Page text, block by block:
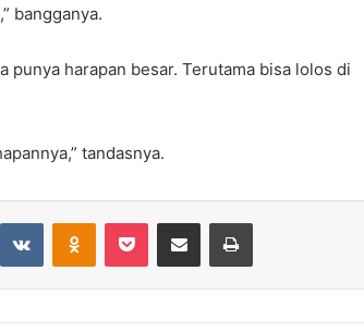
bangganya.
harapan besar. Terutama bisa lolos di
tandasnya.
VKontakteOdnoklassniki
Pocket Share via Email Print